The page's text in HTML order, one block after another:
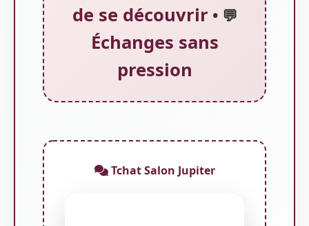
de se découvrir • 💬
Échanges sans
pression
Tchat Salon Jupiter